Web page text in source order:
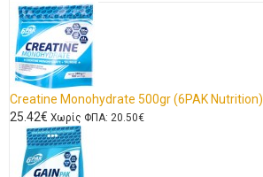
Creatine Monohydrate 500gr (6PAK Nutrition)
25.42€ Χωρίς ΦΠΑ: 20.50€